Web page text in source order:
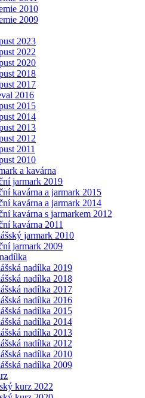
2010
2009
2023
2022
2020
2018
2017
2016
2015
2014
2013
2012
2011
2010
a kavárna
jarmark 2019
kavárna a jarmark 2015
kavárna a jarmark 2014
kavárna s jarmarkem 2012
kavárna 2011
jarmark 2010
jarmark 2009
nadílka 2019
nadílka 2018
nadílka 2017
nadílka 2016
nadílka 2015
nadílka 2014
nadílka 2013
nadílka 2012
nadílka 2010
nadílka 2009
kurz 2022